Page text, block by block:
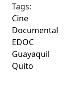
Tags:
Cine
Documental
EDOC
Guayaquil
Quito